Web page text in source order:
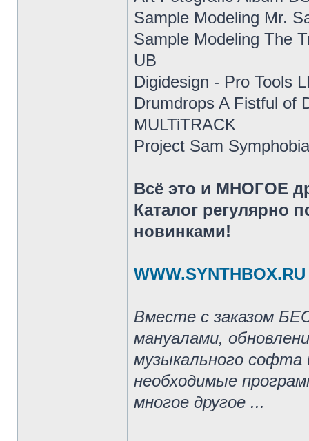
Sample Modeling Mr.
Sample Modeling The
UB
Digidesign - Pro Tools
Drumdrops A Fistful of
MULTiTRACK
Project Sam
Всё это и МНОГОЕ
Каталог регулярно
новинками!
WWW.SYNTHBOX.RU
Вместе с заказом
мануалами,
музыкального софта
необходимые
многое другое ...